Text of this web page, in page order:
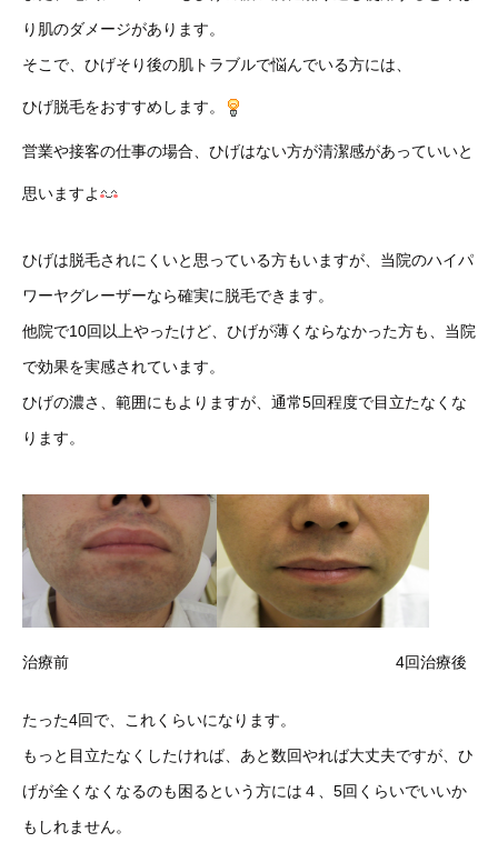
り肌のダメージがあります。
そこで、ひげそり後の肌トラブルで悩んでいる方には、
ひげ脱毛をおすすめします。
営業や接客の仕事の場合、ひげはない方が清潔感があっていいと
思いますよ
ひげは脱毛されにくいと思っている方もいますが、当院のハイパ
ワーヤグレーザーなら確実に脱毛できます。
他院で10回以上やったけど、ひげが薄くならなかった方も、当院
で効果を実感されています。
ひげの濃さ、範囲にもよりますが、通常5回程度で目立たなくな
ります。
治療前 4回治療後
たった4回で、これくらいになります。
もっと目立たなくしたければ、あと数回やれば大丈夫ですが、ひ
げが全くなくなるのも困るという方には４、5回くらいでいいか
もしれません。